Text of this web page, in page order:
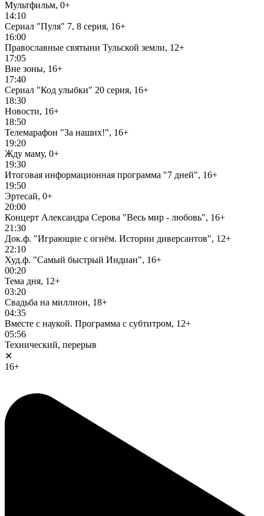
Мультфильм, 0+
14:10
Сериал "Пуля" 7, 8 серия, 16+
16:00
Православные святыни Тульской земли, 12+
17:05
Вне зоны, 16+
17:40
Сериал "Код улыбки" 20 серия, 16+
18:30
Новости, 16+
18:50
Телемарафон "За наших!", 16+
19:20
Жду маму, 0+
19:30
Итоговая информационная программа "7 дней", 16+
19:50
Эртесай, 0+
20:00
Концерт Александра Серова "Весь мир - любовь", 16+
21:30
Док.ф. "Играющие с огнём. Истории диверсантов", 12+
22:10
Худ.ф. "Самый быстрый Индиан", 16+
00:20
Тема дня, 12+
03:20
Свадьба на миллион, 18+
04:35
Вместе с наукой. Программа с субтитром, 12+
05:56
Технический, перерыв
✕
16+